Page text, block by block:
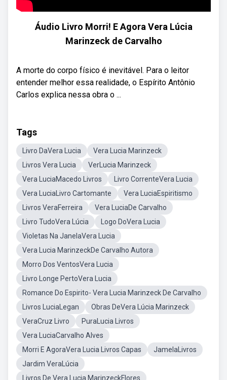
Áudio Livro Morri! E Agora Vera Lúcia
Marinzeck de Carvalho
A morte do corpo físico é inevitável. Para o leitor
entender melhor essa realidade, o Espírito Antônio
Carlos explica nessa obra o ...
Tags
Livro DaVera Lucia
Vera Lucia Marinzeck
Livros Vera Lucia
VerLucia Marinzeck
Vera LuciaMacedo Livros
Livro CorrenteVera Lucia
Vera LuciaLivro Cartomante
Vera LuciaEspiritismo
Livros VeraFerreira
Vera LuciaDe Carvalho
Livro TudoVera Lúcia
Logo DoVera Lucia
Violetas Na JanelaVera Lucia
Vera Lucia MarinzeckDe Carvalho Autora
Morro Dos VentosVera Lucia
Livro Longe PertoVera Lucia
Romance Do Espirito- Vera Lucia Marinzeck De Carvalho
Livros LuciaLegan
Obras DeVera Lúcia Marinzeck
VeraCruz Livro
PuraLucia Livros
Vera LuciaCarvalho Alves
Morri E AgoraVera Lucia Livros Capas
JamelaLivros
Jardim VeraLúcia
Livros De Vera Lucia MarinzeckFlores